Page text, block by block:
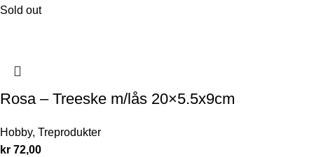
Sold out
Rosa – Treeske m/lås 20×5.5x9cm
Hobby, Treprodukter
kr 72,00